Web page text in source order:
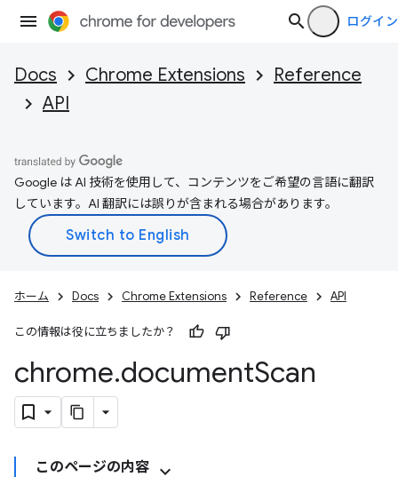
ログイン
Docs Chrome Extensions
Reference
API
Google は AI 技術を使用して、コンテンツをご希望の言語に翻訳
しています。AI 翻訳には誤りが含まれる場合があります。
ホーム Docs Chrome Extensions Reference API
この情報は役に立ちましたか？
chrome.documentScan
このページの内容